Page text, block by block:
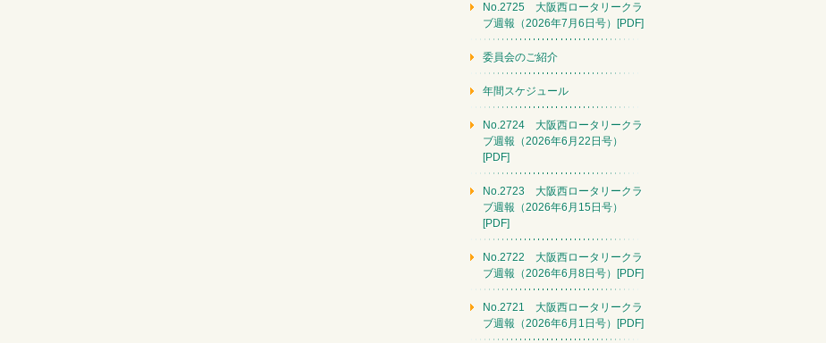
No.2725 大阪西ロータリークラ
ブ週報（2026年7月6日号）[PDF]
委員会のご紹介
年間スケジュール
No.2724 大阪西ロータリークラ
ブ週報（2026年6月22日号）
[PDF]
No.2723 大阪西ロータリークラ
ブ週報（2026年6月15日号）
[PDF]
No.2722 大阪西ロータリークラ
ブ週報（2026年6月8日号）[PDF]
No.2721 大阪西ロータリークラ
ブ週報（2026年6月1日号）[PDF]